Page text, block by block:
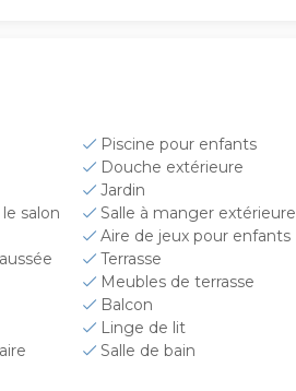
salon
Piscine pour enfants
Douche extérieure
Jardin
Salle à manger extérieure
Aire de jeux pour enfants
Terrasse
Meubles de terrasse
Balcon
Linge de lit
Salle de bain